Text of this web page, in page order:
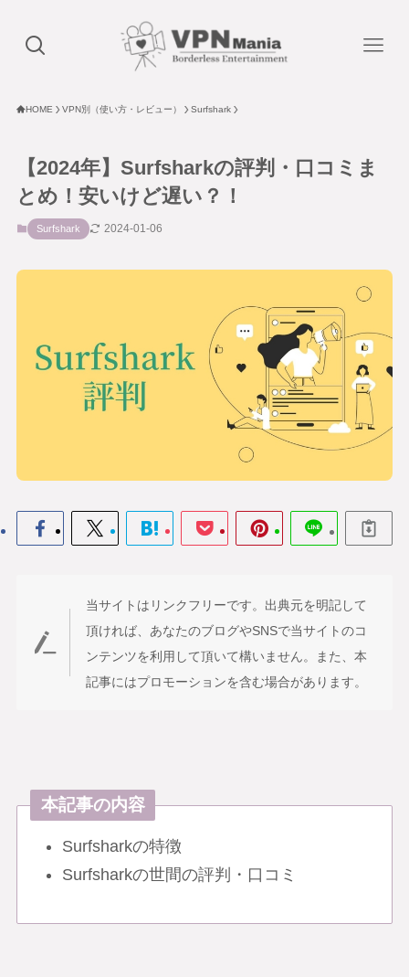
HOME VPN別（使い方・レビュー） Surfshark
【2024年】Surfsharkの評判・口コミま
とめ！安いけど遅い？！
Surfshark 2024-01-06
当サイトはリンクフリーです。出典元を明記して
頂ければ、あなたのブログやSNSで当サイトのコ
ンテンツを利用して頂いて構いません。また、本
記事にはプロモーションを含む場合があります。
本記事の内容
Surfsharkの特徴
Surfsharkの世間の評判・口コミ